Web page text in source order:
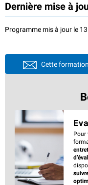
Dernière mise à
Programme mis à jour le
Cette
Pour